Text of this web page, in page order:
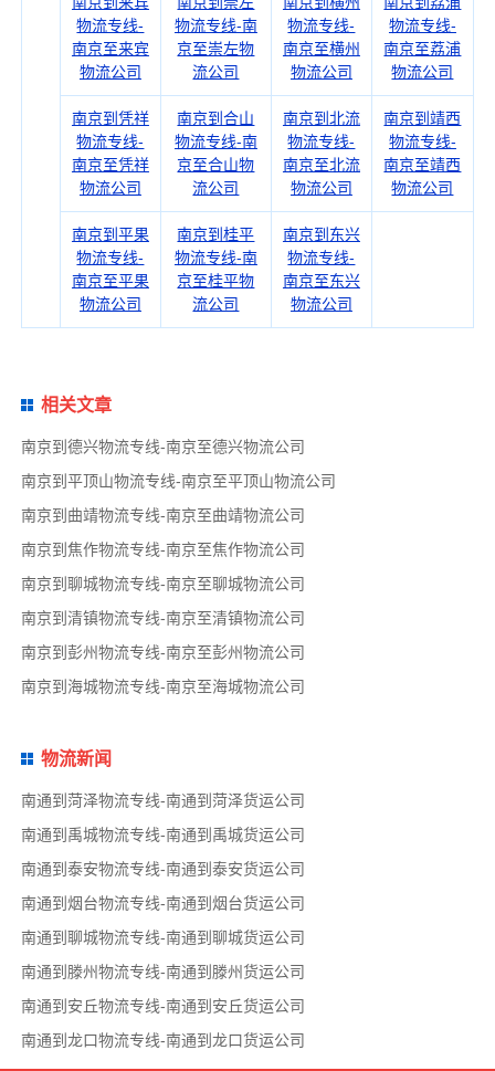
物流专线-
南京至来宾
物流公司
物流专线-南
京至崇左物
流公司
物流专线-
南京至横州
物流公司
物流专线-
南京至荔浦
物流公司
南京到凭祥
物流专线-
南京至凭祥
物流公司
南京到合山
物流专线-南
京至合山物
流公司
南京到北流
物流专线-
南京至北流
物流公司
南京到靖西
物流专线-
南京至靖西
物流公司
南京到平果
物流专线-
南京至平果
物流公司
南京到桂平
物流专线-南
京至桂平物
流公司
南京到东兴
物流专线-
南京至东兴
物流公司
相关文章
南京到德兴物流专线-南京至德兴物流公司
南京到平顶山物流专线-南京至平顶山物流公司
南京到曲靖物流专线-南京至曲靖物流公司
南京到焦作物流专线-南京至焦作物流公司
南京到聊城物流专线-南京至聊城物流公司
南京到清镇物流专线-南京至清镇物流公司
南京到彭州物流专线-南京至彭州物流公司
南京到海城物流专线-南京至海城物流公司
物流新闻
南通到菏泽物流专线-南通到菏泽货运公司
南通到禹城物流专线-南通到禹城货运公司
南通到泰安物流专线-南通到泰安货运公司
南通到烟台物流专线-南通到烟台货运公司
南通到聊城物流专线-南通到聊城货运公司
南通到滕州物流专线-南通到滕州货运公司
南通到安丘物流专线-南通到安丘货运公司
南通到龙口物流专线-南通到龙口货运公司